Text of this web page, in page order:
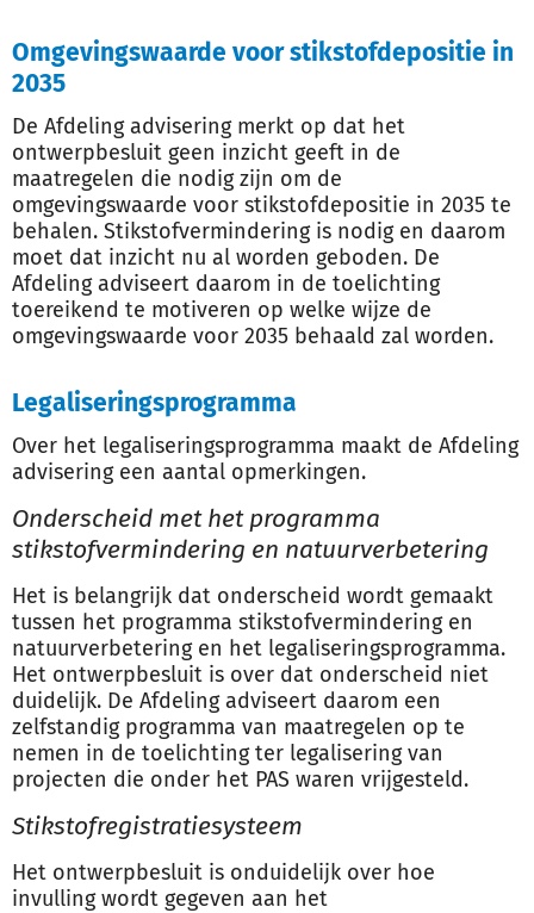
Omgevingswaarde voor stikstofdepositie in
2035
De Afdeling advisering merkt op dat het
ontwerpbesluit geen inzicht geeft in de
maatregelen die nodig zijn om de
omgevingswaarde voor stikstofdepositie in 2035 te
behalen. Stikstofvermindering is nodig en daarom
moet dat inzicht nu al worden geboden. De
Afdeling adviseert daarom in de toelichting
toereikend te motiveren op welke wijze de
omgevingswaarde voor 2035 behaald zal worden.
Legaliseringsprogramma
Over het legaliseringsprogramma maakt de Afdeling
advisering een aantal opmerkingen.
Onderscheid met het programma
stikstofvermindering en natuurverbetering
Het is belangrijk dat onderscheid wordt gemaakt
tussen het programma stikstofvermindering en
natuurverbetering en het legaliseringsprogramma.
Het ontwerpbesluit is over dat onderscheid niet
duidelijk. De Afdeling adviseert daarom een
zelfstandig programma van maatregelen op te
nemen in de toelichting ter legalisering van
projecten die onder het PAS waren vrijgesteld.
Stikstofregistratiesysteem
Het ontwerpbesluit is onduidelijk over hoe
invulling wordt gegeven aan het